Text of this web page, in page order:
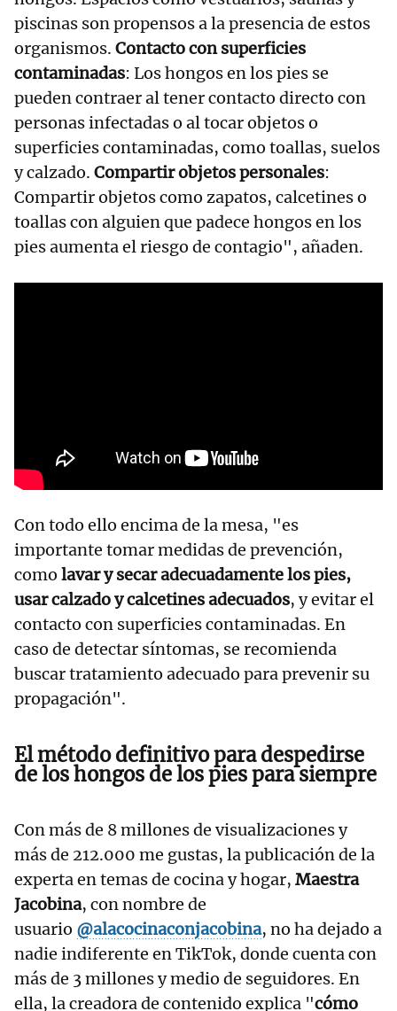
piscinas son propensos a la presencia de estos
organismos. Contacto con superficies
contaminadas: Los hongos en los pies se
pueden contraer al tener contacto directo con
personas infectadas o al tocar objetos o
superficies contaminadas, como toallas, suelos
y calzado. Compartir objetos personales:
Compartir objetos como zapatos, calcetines o
toallas con alguien que padece hongos en los
pies aumenta el riesgo de contagio", añaden.
Con todo ello encima de la mesa, "es
importante tomar medidas de prevención,
como lavar y secar adecuadamente los pies,
usar calzado y calcetines adecuados, y evitar el
contacto con superficies contaminadas. En
caso de detectar síntomas, se recomienda
buscar tratamiento adecuado para prevenir su
propagación".
El método definitivo para despedirse
de los hongos de los pies para siempre
Con más de 8 millones de visualizaciones y
más de 212.000 me gustas, la publicación de la
experta en temas de cocina y hogar, Maestra
Jacobina, con nombre de
usuario @alacocinaconjacobina, no ha dejado a
nadie indiferente en TikTok, donde cuenta con
más de 3 millones y medio de seguidores. En
ella, la creadora de contenido explica "cómo